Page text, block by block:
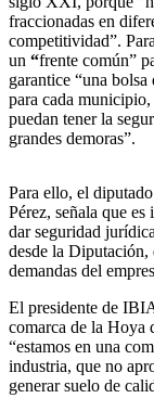
fraccionadas en
competitividad”.
un “frente común”
garantice “una
para cada municipio,
puedan tener la
grandes demoras”.
Para ello, el
Pérez, señala que
dar seguridad
desde la Diputación,
demandas del
El presidente de
comarca de la Hoya
“estamos en una
industria, que no
generar suelo de